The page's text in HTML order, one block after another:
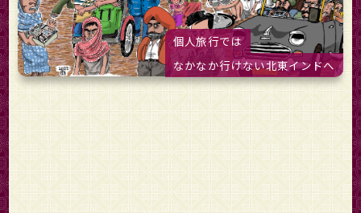
個人旅行では
なかなか行けない北東インドへ